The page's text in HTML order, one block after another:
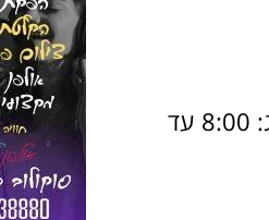
שעות פעילות: בימים ראשון עד חמישי החל מהשעה, 8:00 עד 16:00 שישי וערבי חג: 8:00 עד